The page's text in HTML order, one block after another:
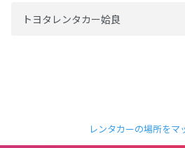
レンタカーの場所をマ